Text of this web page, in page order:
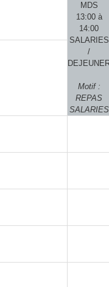
MDS
13:00 à
14:00
SALARIES
/
Motif :
REPAS
SALARIES